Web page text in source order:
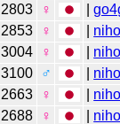
2803 ♀ |
2853 ♀
3004 ♀
3100 ♂
2663 ♀
2688 ♀